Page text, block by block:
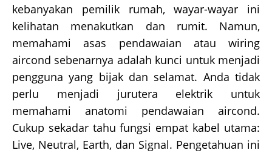
kebanyakan pemilik rumah, wayar-wayar ini
kelihatan menakutkan dan rumit. Namun,
memahami asas pendawaian atau wiring
aircond sebenarnya adalah kunci untuk menjadi
pengguna yang bijak dan selamat. Anda tidak
perlu menjadi jurutera elektrik untuk
memahami anatomi pendawaian aircond.
Cukup sekadar tahu fungsi empat kabel utama:
Live, Neutral, Earth, dan Signal. Pengetahuan ini